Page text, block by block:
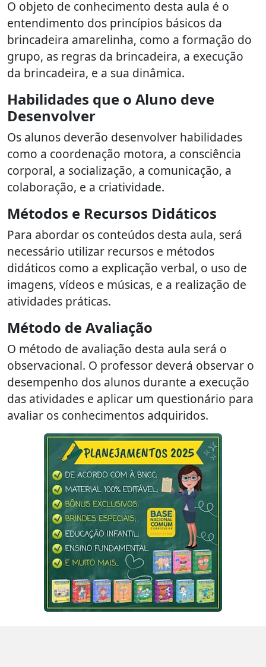
O objeto de conhecimento desta aula é o
entendimento dos princípios básicos da
brincadeira amarelinha, como a formação do
grupo, as regras da brincadeira, a execução
da brincadeira, e a sua dinâmica.
Habilidades que o Aluno deve
Desenvolver
Os alunos deverão desenvolver habilidades
como a coordenação motora, a consciência
corporal, a socialização, a comunicação, a
colaboração, e a criatividade.
Métodos e Recursos Didáticos
Para abordar os conteúdos desta aula, será
necessário utilizar recursos e métodos
didáticos como a explicação verbal, o uso de
imagens, vídeos e músicas, e a realização de
atividades práticas.
Método de Avaliação
O método de avaliação desta aula será o
observacional. O professor deverá observar o
desempenho dos alunos durante a execução
das atividades e aplicar um questionário para
avaliar os conhecimentos adquiridos.